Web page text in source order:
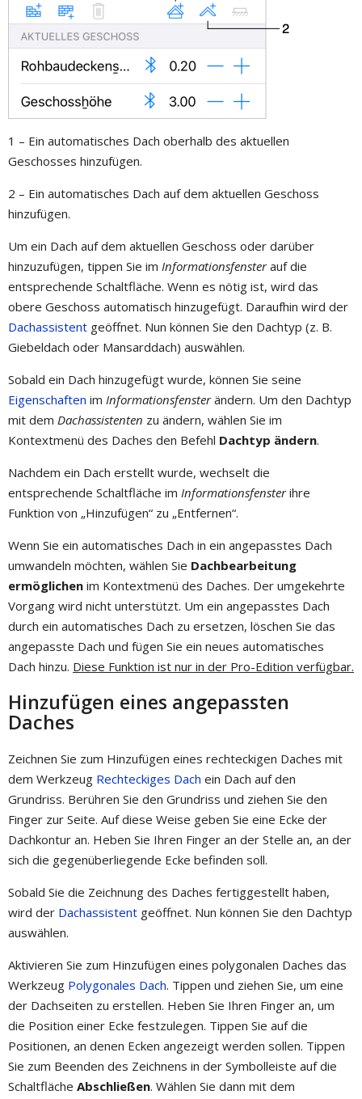
1 – Ein automatisches Dach oberhalb des aktuellen
Geschosses hinzufügen.
2 – Ein automatisches Dach auf dem aktuellen Geschoss
hinzufügen.
Um ein Dach auf dem aktuellen Geschoss oder darüber
hinzuzufügen, tippen Sie im Informationsfensterauf die
entsprechende Schaltfläche. Wenn es nötig ist, wird das
obere Geschoss automatisch hinzugefügt. Daraufhin wird der
Dachassistent geöffnet. Nun können Sie den Dachtyp (z. B.
Giebeldach oder Mansarddach) auswählen.
Sobald ein Dach hinzugefügt wurde, können Sie seine
Eigenschaften im Informationsfensterändern. Um den Dachtyp
mit dem Dachassistenten zu ändern, wählen Sie im
Kontextmenü des Daches den Befehl Dachtyp ändern.
Nachdem ein Dach erstellt wurde, wechselt die
entsprechende Schaltfläche im Informationsfensterihre
Funktion von „Hinzufügen“ zu „Entfernen“.
Wenn Sie ein automatisches Dach in ein angepasstes Dach
umwandeln möchten, wählen Sie Dachbearbeitung
ermöglichen im Kontextmenü des Daches. Der umgekehrte
Vorgang wird nicht unterstützt. Um ein angepasstes Dach
durch ein automatisches Dach zu ersetzen, löschen Sie das
angepasste Dach und fügen Sie ein neues automatisches
Dach hinzu. Diese Funktion ist nur in der Pro-Edition verfügbar.
Hinzufügen eines angepassten
Daches
Zeichnen Sie zum Hinzufügen eines rechteckigen Daches mit
dem Werkzeug Rechteckiges Dach ein Dach auf den
Grundriss. Berühren Sie den Grundriss und ziehen Sie den
Finger zur Seite. Auf diese Weise geben Sie eine Ecke der
Dachkontur an. Heben Sie Ihren Finger an der Stelle an, an der
sich die gegenüberliegende Ecke befinden soll.
Sobald Sie die Zeichnung des Daches fertiggestellt haben,
wird der Dachassistent geöffnet. Nun können Sie den Dachtyp
auswählen.
Aktivieren Sie zum Hinzufügen eines polygonalen Daches das
Werkzeug Polygonales Dach. Tippen und ziehen Sie, um eine
der Dachseiten zu erstellen. Heben Sie Ihren Finger an, um
die Position einer Ecke festzulegen. Tippen Sie auf die
Positionen, an denen Ecken angezeigt werden sollen. Tippen
Sie zum Beenden des Zeichnens in der Symbolleiste auf die
Schaltfläche Abschließen. Wählen Sie dann mit dem